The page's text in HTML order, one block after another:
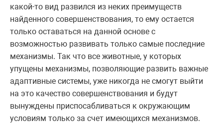
какой-то вид развился из неких преимуществ
найденного совершенствования, то ему остается
только оставаться на данной основе с
возможностью развивать только самые последние
механизмы. Так что все животные, у которых
упущены механизмы, позволяющие развить важные
адаптивные системы, уже никогда не смогут выйти
на это качество совершенствования и будут
вынуждены приспосабливаться к окружающим
условиям только за счет имеющихся механизмов.